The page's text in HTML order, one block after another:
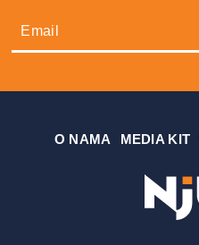
О NAMA MEDIA KIT